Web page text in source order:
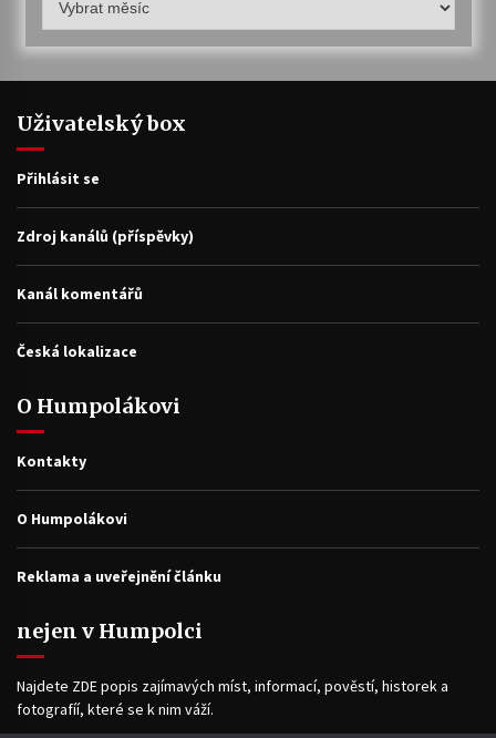
archiv
Uživatelský box
Přihlásit se
Zdroj kanálů (příspěvky)
Kanál komentářů
Česká lokalizace
O Humpolákovi
Kontakty
O Humpolákovi
Reklama a uveřejnění článku
nejen v Humpolci
Najdete ZDE popis zajímavých míst, informací, pověstí, historek a
fotografíí, které se k nim váží.